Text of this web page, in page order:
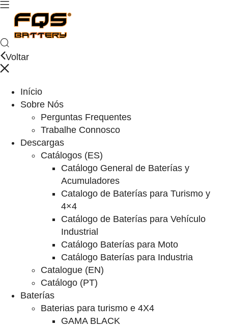
Voltar
Início
Sobre Nós
Perguntas Frequentes
Trabalhe Connosco
Descargas
Catálogos (ES)
Catálogo General de Baterías y
Acumuladores
Catalogo de Baterías para Turismo y
4×4
Catálogo de Baterías para Vehículo
Industrial
Catálogo Baterías para Moto
Catálogo Baterías para Industria
Catalogue (EN)
Catálogo (PT)
Baterías
Baterias para turismo e 4X4
GAMA BLACK